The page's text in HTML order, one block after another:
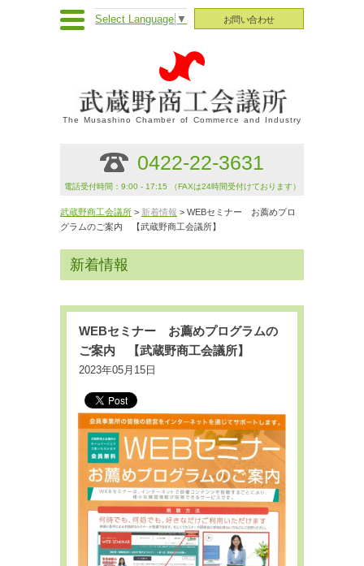
お問い合わせ
Select Language ▼
The Musashino Chamber of Commerce and Industry
0422-22-3631
電話受付時間：9:00 - 17:15 （FAXは24時間受付けております）
武蔵野商工会議所 > 新着情報 > WEBセミナー お薦めプロ
グラムのご案内 【武蔵野商工会議所】
新着情報
WEBセミナー お薦めプログラムの
ご案内 【武蔵野商工会議所】
2023年05月15日